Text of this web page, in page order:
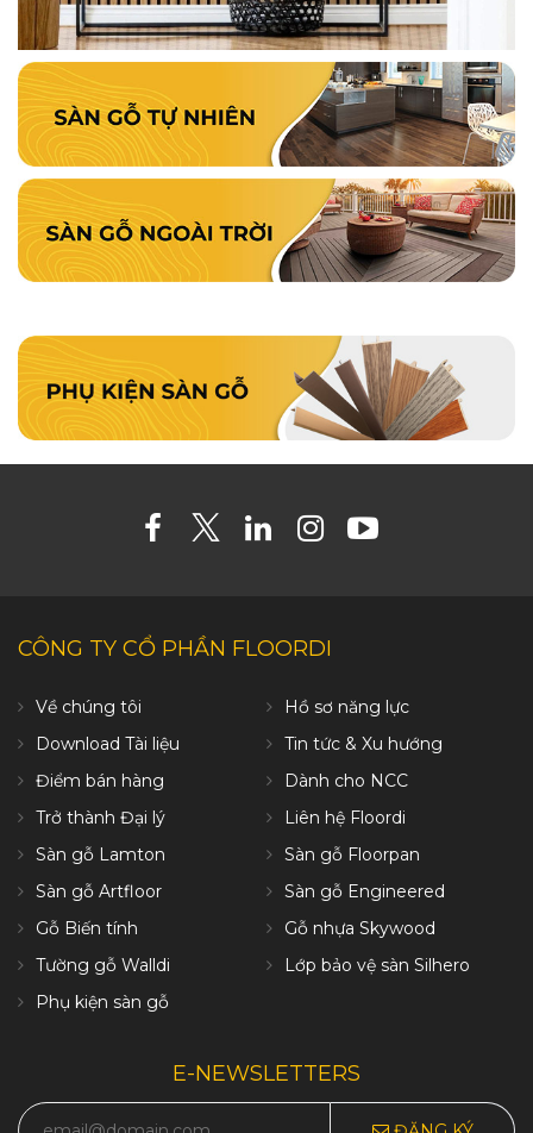
CÔNG TY CỔ PHẦN FLOORDI
Về chúng tôi
Hồ sơ năng lực
Download Tài liệu
Tin tức & Xu hướng
Điểm bán hàng
Dành cho NCC
Trở thành Đại lý
Liên hệ Floordi
Sàn gỗ Lamton
Sàn gỗ Floorpan
Sàn gỗ Artfloor
Sàn gỗ Engineered
Gỗ Biến tính
Gỗ nhựa Skywood
Tường gỗ Walldi
Lớp bảo vệ sàn Silhero
Phụ kiện sàn gỗ
E-NEWSLETTERS